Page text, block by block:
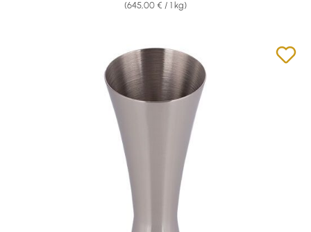
(645,00 € / 1 kg)